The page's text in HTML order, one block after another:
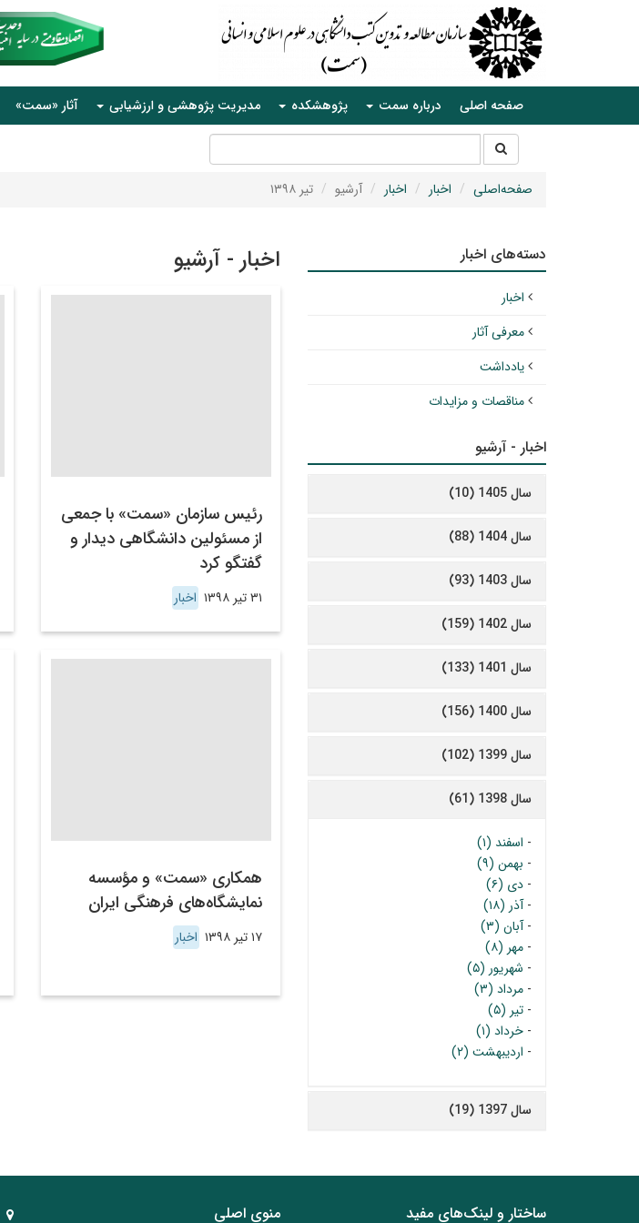
صفحه اصلی درباره سمت پژوهشکده مدیریت پژوهشی و ارزشیابی آثار «سمت»
جستجو
در
سایتصفحه‌اصلی اخبار اخبار آرشیو تیر ۱۳۹۸
اخبار - آرشیو
رئیس سازمان «سمت» با جمعی
از مسئولین دانشگاهی دیدار و
گفتگو کرد
۳۱ تیر ۱۳۹۸ اخبار
همکاری «سمت» و مؤسسه
نمایشگاه‌های فرهنگی ایران
۱۷ تیر ۱۳۹۸ اخبار
دسته‌های اخبار
اخبار
معرفی آثار
یادداشت
مناقصات و مزایدات
اخبار - آرشیو
سال 1405 (10)
سال 1404 (88)
سال 1403 (93)
سال 1402 (159)
سال 1401 (133)
سال 1400 (156)
سال 1399 (102)
سال 1398 (61)
- اسفند (۱)
- بهمن (۹)
- دی (۶)
-آذر (۱۸)
-آبان (۳)
- مهر (۸)
- شهریور (۵)
- مرداد (۳)
- تیر (۵)
- خرداد (۱)
- اردیبهشت (۲)
سال 1397 (19)
ساختار‌‌ و‌‌ لینک‌های مفید منوی اصلی